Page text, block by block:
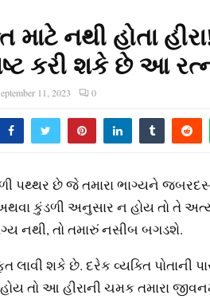
માટે નથી હોતા
કરી શકે છે આ
11, 2023 0
પથ્થર છે જે તમારા ભાગ્યને
અથવા કુંડળી અનુસાર ન હોય તો તે
નથી, તો તમારું નસીબ બગડશે.
લાવી શકે છે. દરેક વ્યક્તિ પોતાની
હોય તો આ હીરાની ચમક તમારા